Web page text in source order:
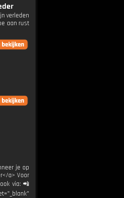
verleden
aan rust
je op
a> Voor
via: 📲